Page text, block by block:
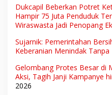
Dukcapil Beberkan Potret
Hampir 75 Juta Penduduk
Wiraswasta Jadi Penopang
Sujarnik: Pemerintahan
Keberanian Menindak Tanpa
Gelombang Protes Besar di
Aksi, Tagih Janji Kampanye
2026